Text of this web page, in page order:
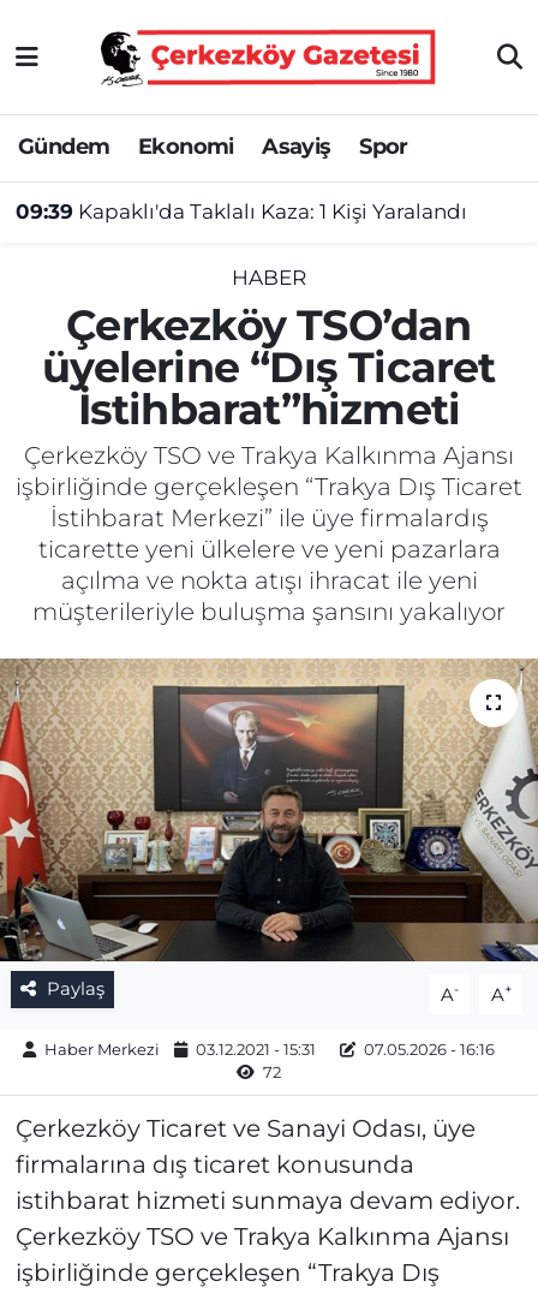
Gündem Ekonomi Asayiş Spor
09:39 Kapaklı'da Taklalı Kaza: 1 Kişi Yaralandı
HABER
Çerkezköy TSO’dan
üyelerine “Dış Ticaret
İstihbarat”hizmeti
Çerkezköy TSO ve Trakya Kalkınma Ajansı
işbirliğinde gerçekleşen “Trakya Dış Ticaret
İstihbarat Merkezi” ile üye firmalardış
ticarette yeni ülkelere ve yeni pazarlara
açılma ve nokta atışı ihracat ile yeni
müşterileriyle buluşma şansını yakalıyor
Paylaş A- A+
Haber Merkezi 03.12.2021 - 15:31
07.05.2026 - 16:16
72
Çerkezköy Ticaret ve Sanayi Odası, üye
firmalarına dış ticaret konusunda
istihbarat hizmeti sunmaya devam ediyor.
Çerkezköy TSO ve Trakya Kalkınma Ajansı
işbirliğinde gerçekleşen “Trakya Dış
Asayiş
Ekonomi
Gündem
Kültür&Sanat
Manşet
SAĞLIK
Spor
Gizlilik Sözleşmesi
Künye
Topluluk Kuralları
Yayın İlkeleri
Tekirdağ Nöbetçi Eczaneler
Tekirdağ Hava Durumu
Tekirdağ Namaz Vakitleri
Tekirdağ Trafik Yoğunluk Haritası
Süper Lig Puan Durumu ve Fikstür
Tüm Manşetler
Son Dakika Haberleri
Haber Arşivi